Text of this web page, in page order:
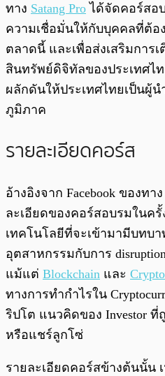
ทาง Satang Pro ได้จัดคอร์สอ
ความเชื่อมั่นให้กับบุคคลที่ต้อ
ตลาดนี้ และเพื่อส่งเสริมการ
สินทรัพย์ดิจิทัลของประเทศไ
ผลักดันให้ประเทศไทยเป็นผู้
ภูมิภาค
รายละเอียดคอร์ส
อ้างอิงจาก Facebook ของทา
ละเอียดของคอร์สอบรมในค
เทคโนโลยีที่จะเข้ามามีบทบ
อุตสาหกรรมกับการ
แม้แต่ Blockchain และ
ทางการทำกำไรใน
ริปโต แนวคิดของ Investor ที่
หรือแชร์ลูกโซ่
รายละเอียดคอร์สข้างต้นนั้น